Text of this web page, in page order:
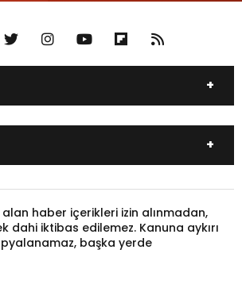
SİYASET
SPOR
YEREL YÖNETİM
HAYVANLAR
KONSER
Canlı Sonuçlar
Fikstür
Burçlar
haber içerikleri izin alınmadan,
dahi iktibas edilemez. Kanuna aykırı
başka yerde